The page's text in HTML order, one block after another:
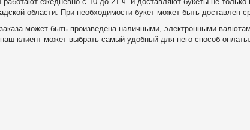
области. При необходимости букет может быть доставлен
может быть произведена наличными, электронными
клиент может выбрать самый удобный для него способ оплаты.